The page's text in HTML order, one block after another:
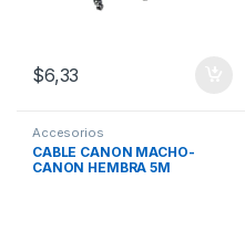
$6,33
Accesorios
CABLE CANON MACHO-
CANON HEMBRA 5M